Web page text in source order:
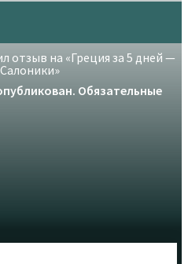
отзыв на «Греция за 5 дней —
Обязательные